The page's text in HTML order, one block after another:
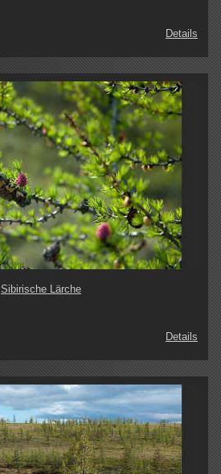
Details
Sibirische Lärche
Details